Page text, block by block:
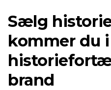
Sælg
kommer du
brand